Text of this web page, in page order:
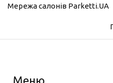
Мережа салонів Parketti.UA